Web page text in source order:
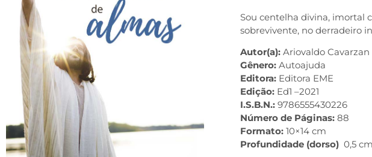
Sou centelha divina, imortal
sobrevivente, no derradeiro
Autor(a): Ariovaldo Cavarzan
Gênero: Autoajuda
Editora: Editora EME
Edição: Ed1 –2021
I.S.B.N.: 9786555430226
Número de Páginas: 88
Formato: 10×14 cm
Profundidade (dorso) 0,5 cm